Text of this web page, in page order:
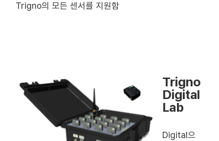
Trigno의 모든 센서를 지원함
Trigno
Digital
Lab
Digital으